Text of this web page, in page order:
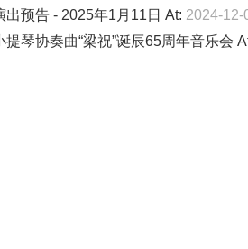
出预告 - 2025年1月11日 At: 2024-12-
琴协奏曲“梁祝”诞辰65周年音乐会